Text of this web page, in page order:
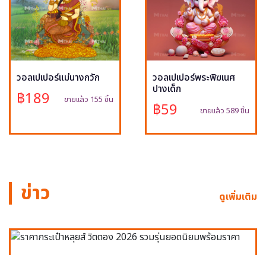
วอลเปเปอร์แม่นางกวัก
฿189 ขายแล้ว 155 ชิ้น
วอลเปเปอร์พระพิฆเนศ
ปางเด็ก
฿59 ขายแล้ว 589 ชิ้น
ข่าว ดูเพิ่มเติม